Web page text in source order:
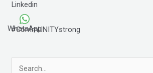
Linkedin
WhatsApp
#CommUNITYstrong